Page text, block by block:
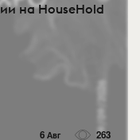
на HouseHold
6 Авг 263